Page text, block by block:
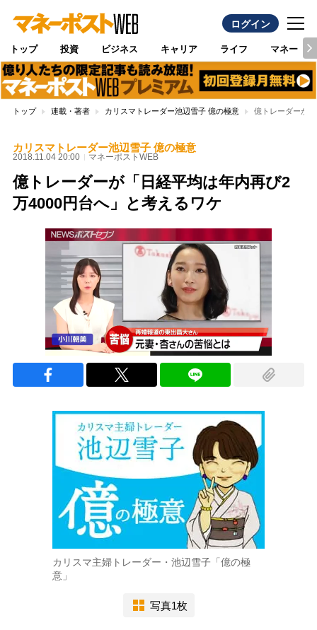
ログイン
トップ 投資 ビジネス キャリア ライフ マネー
トップ 連載・著者 カリスマトレーダー池辺雪子 億の極意 億トレーダーが
カリスマトレーダー池辺雪子 億の極意
2018.11.04 20:00 マネーポストWEB
億トレーダーが「日経平均は年内再び2
万4000円台へ」と考えるワケ
カリスマ主婦トレーダー・池辺雪子「億の極
意」
写真1枚